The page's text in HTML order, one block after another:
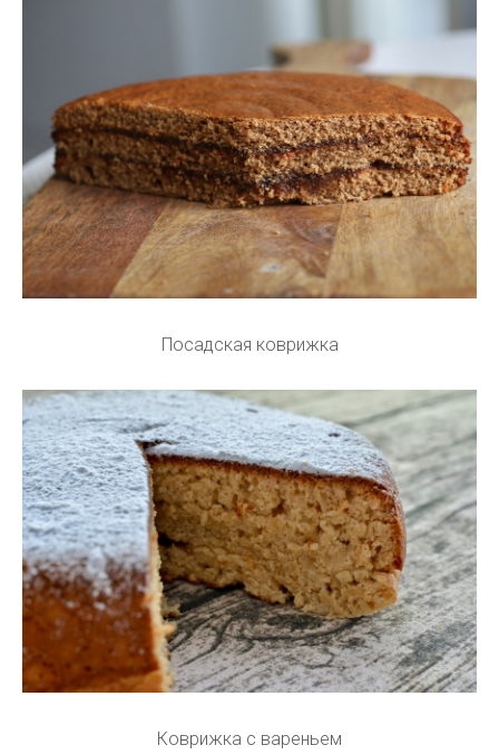
Посадская коврижка
Коврижка с вареньем